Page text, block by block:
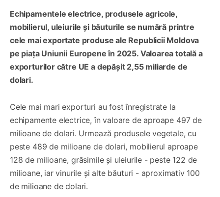
Echipamentele electrice, produsele agricole,
mobilierul, uleiurile și băuturile se numără printre
cele mai exportate produse ale Republicii Moldova
pe piața Uniunii Europene în 2025. Valoarea totală a
exporturilor către UE a depășit 2,55 miliarde de
dolari.
Cele mai mari exporturi au fost înregistrate la
echipamente electrice, în valoare de aproape 497 de
milioane de dolari. Urmează produsele vegetale, cu
peste 489 de milioane de dolari, mobilierul aproape
128 de milioane, grăsimile și uleiurile - peste 122 de
milioane, iar vinurile și alte băuturi - aproximativ 100
de milioane de dolari.